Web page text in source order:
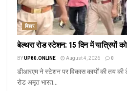
बिहार
बेल्थरा रोड स्टेशन: 15 दिन में यात्रियों
BYUP80.ONLINE August 4, 2026 0
डीआरएम ने स्टेशन पर विकास कार्यों की तय
रोड अमृत भारत...